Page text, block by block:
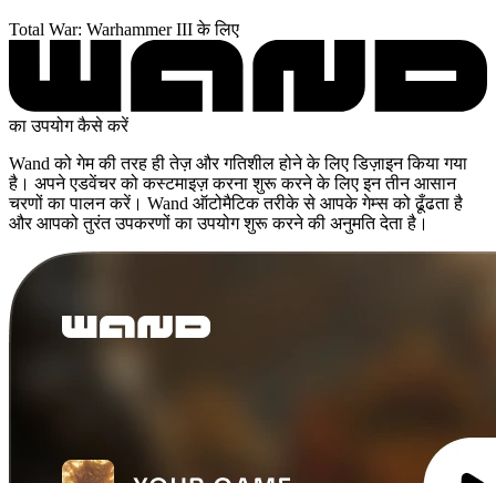
Total War: Warhammer III के लिए
का उपयोग कैसे करें
Wand को गेम की तरह ही तेज़ और गतिशील होने के लिए डिज़ाइन किया गया
है। अपने एडवेंचर को कस्टमाइज़ करना शुरू करने के लिए इन तीन आसान
चरणों का पालन करें। Wand ऑटोमैटिक तरीके से आपके गेम्स को ढूँढता है
और आपको तुरंत उपकरणों का उपयोग शुरू करने की अनुमति देता है।